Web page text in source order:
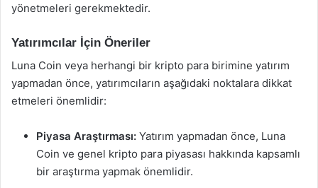
yönetmeleri gerekmektedir.
Yatırımcılar İçin Öneriler
Luna Coin veya herhangi bir kripto para birimine yatırım
yapmadan önce, yatırımcıların aşağıdaki noktalara dikkat
etmeleri önemlidir:
Piyasa Araştırması: Yatırım yapmadan önce, Luna
Coin ve genel kripto para piyasası hakkında kapsamlı
bir araştırma yapmak önemlidir.